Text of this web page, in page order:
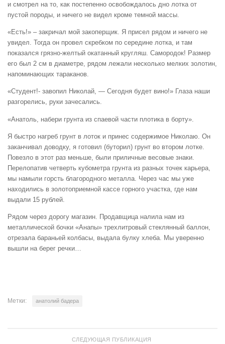
и смотрел на то, как постепенно освобождалось дно лотка от
пустой породы, и ничего не видел кроме темной массы.
«Есть!» – закричал мой закоперщик. Я присел рядом и ничего не
увидел. Тогда он провел скребком по середине лотка, и там
показался грязно-желтый окатанный кругляш. Самородок! Размер
его был 2 см в диаметре, рядом лежали несколько мелких золотин,
напоминающих тараканов.
«Студент!- завопил Николай, — Сегодня будет вино!» Глаза наши
разгорелись, руки зачесались.
«Анатоль, набери грунта из спаевой части плотика в борту».
Я быстро нагреб грунт в лоток и принес содержимое Николаю. Он
заканчивал доводку, я готовил (буторил) грунт во втором лотке.
Повезло в этот раз меньше, были приличные весовые знаки.
Перелопатив четверть кубометра грунта из разных точек карьера,
мы намыли горсть благородного металла. Через час мы уже
находились в золотоприемной кассе горного участка, где нам
выдали 15 рублей.
Рядом через дорогу магазин. Продавщица налила нам из
металлической бочки «Анапы» трехлитровый стеклянный баллон,
отрезала бараньей колбасы, выдала булку хлеба. Мы уверенно
вышли на берег речки…
Метки: анатолий бадера
СЛЕДУЮЩАЯ ПУБЛИКАЦИЯ